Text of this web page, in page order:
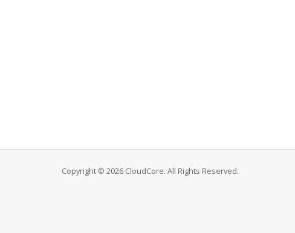
Copyright © 2026 CloudCore. All Rights Reserved.